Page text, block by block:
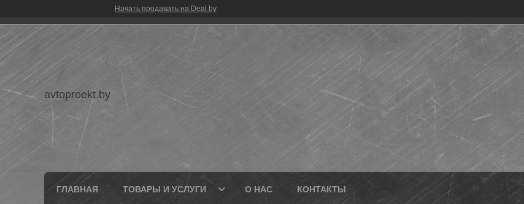
Начать продавать на Deal.by
avtoproekt.by
ГЛАВНАЯ ТОВАРЫ И УСЛУГИ О НАС КОНТАКТЫ